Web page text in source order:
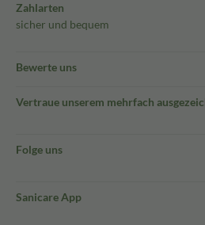
Zahlarten
sicher und bequem
Bewerte uns
Vertraue unserem mehrfach
Folge uns
Sanicare App